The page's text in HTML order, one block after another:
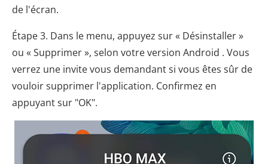
de l'écran.
Étape 3. Dans le menu, appuyez sur « Désinstaller »
ou « Supprimer », selon votre version Android . Vous
verrez une invite vous demandant si vous êtes sûr de
vouloir supprimer l'application. Confirmez en
appuyant sur "OK".